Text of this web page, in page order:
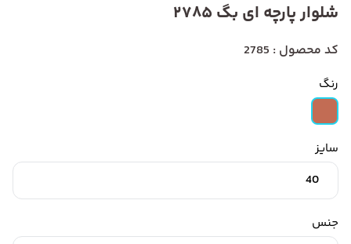
شلوار پارچه ای بگ 2785
کد محصول : 2785
رنگ
سایز
40
جنس